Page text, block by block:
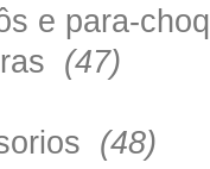
e para-
(47)
(48)